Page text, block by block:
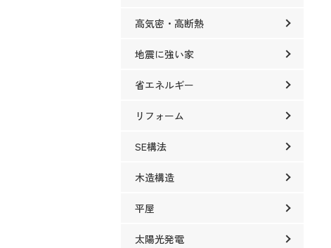
高気密・高断熱
地震に強い家
省エネルギー
リフォーム
SE構法
木造構造
平屋
太陽光発電